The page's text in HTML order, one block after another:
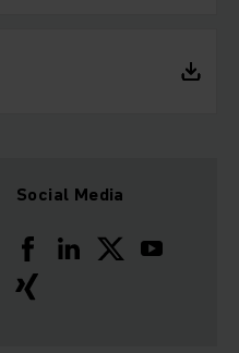
Social Media